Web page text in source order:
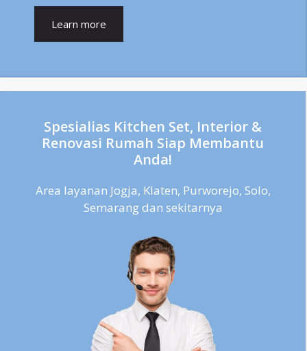
Learn more
Spesialias Kitchen Set, Interior &
Renovasi Rumah Siap Membantu
Anda!
Area layanan Jogja, Klaten, Purworejo, Solo,
Semarang dan sekitarnya